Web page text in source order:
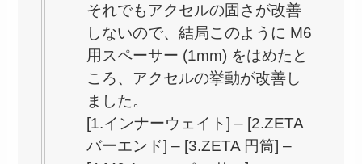
それでもアクセルの固さが改善
しないので、結局このように M6
用スペーサー (1mm) をはめたと
ころ、アクセルの挙動が改善し
ました。
[1.インナーウェイト] – [2.ZETA
バーエンド] – [3.ZETA 円筒] –